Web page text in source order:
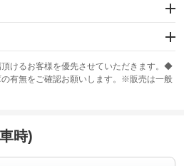
イド
ABS
ール
頂けるお客様を優先させていただきます。◆
有無をご確認お願いします。※販売は一般
時)